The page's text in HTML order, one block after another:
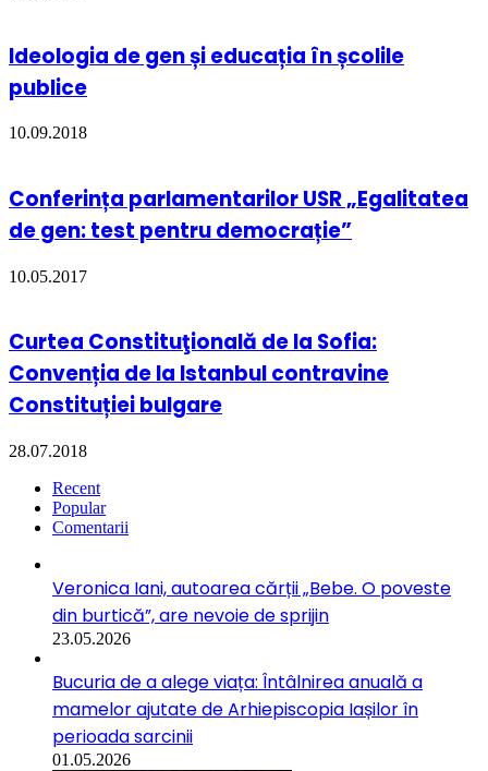
Ideologia de gen și educația în școlile
publice
10.09.2018
Conferința parlamentarilor USR „Egalitatea
de gen: test pentru democrație”
10.05.2017
Curtea Constituţională de la Sofia:
Convenția de la Istanbul contravine
Constituției bulgare
28.07.2018
Recent
Popular
Comentarii
Veronica Iani, autoarea cărții „Bebe. O poveste
din burtică”, are nevoie de sprijin
23.05.2026
Bucuria de a alege viața: Întâlnirea anuală a
mamelor ajutate de Arhiepiscopia Iașilor în
perioada sarcinii
01.05.2026